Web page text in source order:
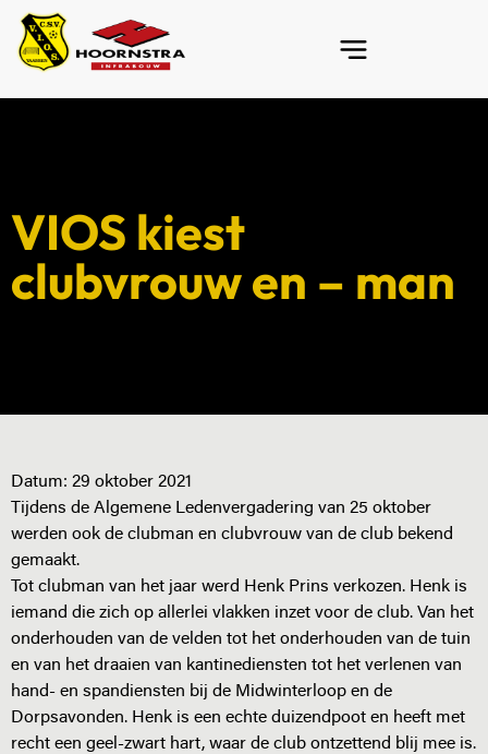
VIOS kiest
clubvrouw en – man
Datum: 29 oktober 2021
Tijdens de Algemene Ledenvergadering van 25 oktober
werden ook de clubman en clubvrouw van de club bekend
gemaakt.
Tot clubman van het jaar werd Henk Prins verkozen. Henk is
iemand die zich op allerlei vlakken inzet voor de club. Van het
onderhouden van de velden tot het onderhouden van de tuin
en van het draaien van kantinediensten tot het verlenen van
hand- en spandiensten bij de Midwinterloop en de
Dorpsavonden. Henk is een echte duizendpoot en heeft met
recht een geel-zwart hart, waar de club ontzettend blij mee is.